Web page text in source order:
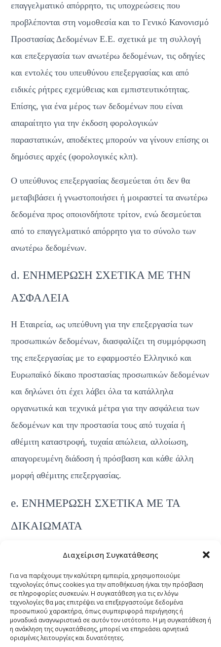
Διαχείριση Συγκατάθεσης
Για να παρέχουμε την καλύτερη εμπειρία, χρησιμοποιούμε
τεχνολογίες όπως cookies για την αποθήκευση ή/και την πρόσβαση
σε πληροφορίες συσκευών. Η συγκατάθεση για τις εν λόγω
τεχνολογίες θα μας επιτρέψει να επεξεργαστούμε δεδομένα
προσωπικού χαρακτήρα, όπως συμπεριφορά περιήγησης ή
μοναδικά αναγνωριστικά σε αυτόν τον ιστότοπο. Η μη συγκατάθεση ή
η ανάκληση της συγκατάθεσης, μπορεί να επηρεάσει αρνητικά
ορισμένες λειτουργίες και δυνατότητες.
επαγγελματικό απόρρητο, τις υποχρεώσεις που
προβλέπονται στη νομοθεσία και το Γενικό Κανονισμό
Προστασίας Δεδομένων Ε.Ε. σχετικά με τη συλλογή
και επεξεργασία των ανωτέρω δεδομένων, τις οδηγίες
και εντολές του υπευθύνου επεξεργασίας και από
ειδικές ρήτρες εχεμύθειας και εμπιστευτικότητας.
Επίσης, για ένα μέρος των δεδομένων που είναι
απαραίτητο για την έκδοση φορολογικών
παραστατικών, αποδέκτες μπορούν να γίνουν επίσης οι
δημόσιες αρχές (φορολογικές κλπ).
Ο υπεύθυνος επεξεργασίας δεσμεύεται ότι δεν θα
μεταβιβάσει ή γνωστοποιήσει ή μοιραστεί τα ανωτέρω
δεδομένα προς οποιονδήποτε τρίτον, ενώ δεσμεύεται
από το επαγγελματικό απόρρητο για το σύνολο των
ανωτέρω δεδομένων.
d. ΕΝΗΜΕΡΩΣΗ ΣΧΕΤΙΚΑ ΜΕ ΤΗΝ
ΑΣΦΑΛΕΙΑ
Η Εταιρεία, ως υπεύθυνη για την επεξεργασία των
προσωπικών δεδομένων, διασφαλίζει τη συμμόρφωση
της επεξεργασίας με το εφαρμοστέο Ελληνικό και
Ευρωπαϊκό δίκαιο προστασίας προσωπικών δεδομένων
και δηλώνει ότι έχει λάβει όλα τα κατάλληλα
οργανωτικά και τεχνικά μέτρα για την ασφάλεια των
δεδομένων και την προστασία τους από τυχαία ή
αθέμιτη καταστροφή, τυχαία απώλεια, αλλοίωση,
απαγορευμένη διάδοση ή πρόσβαση και κάθε άλλη
μορφή αθέμιτης επεξεργασίας.
e. ΕΝΗΜΕΡΩΣΗ ΣΧΕΤΙΚΑ ΜΕ ΤΑ
ΔΙΚΑΙΩΜΑΤΑ
Τα δικαιώματά σας, όπως αυτά απορρέουν από τον
Κοινοβουλίου και του Συμβουλίου για την Προστασία
των φυσικών προσώπων έναντι της επεξεργασίας των
δεδομένων προσωπικού χαρακτήρα και για την
ελεύθερη κυκλοφορία των δεδομένων αυτών (ΓΚΠΔ),